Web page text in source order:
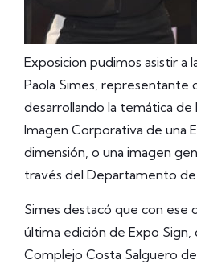
Exposicion pudimos asistir a
Paola Simes, representante
desarrollando la temática de
Imagen Corporativa de una
dimensión, o una imagen
través del Departamento de
Simes destacó que con ese
última edición de Expo Sign,
Complejo Costa Salguero